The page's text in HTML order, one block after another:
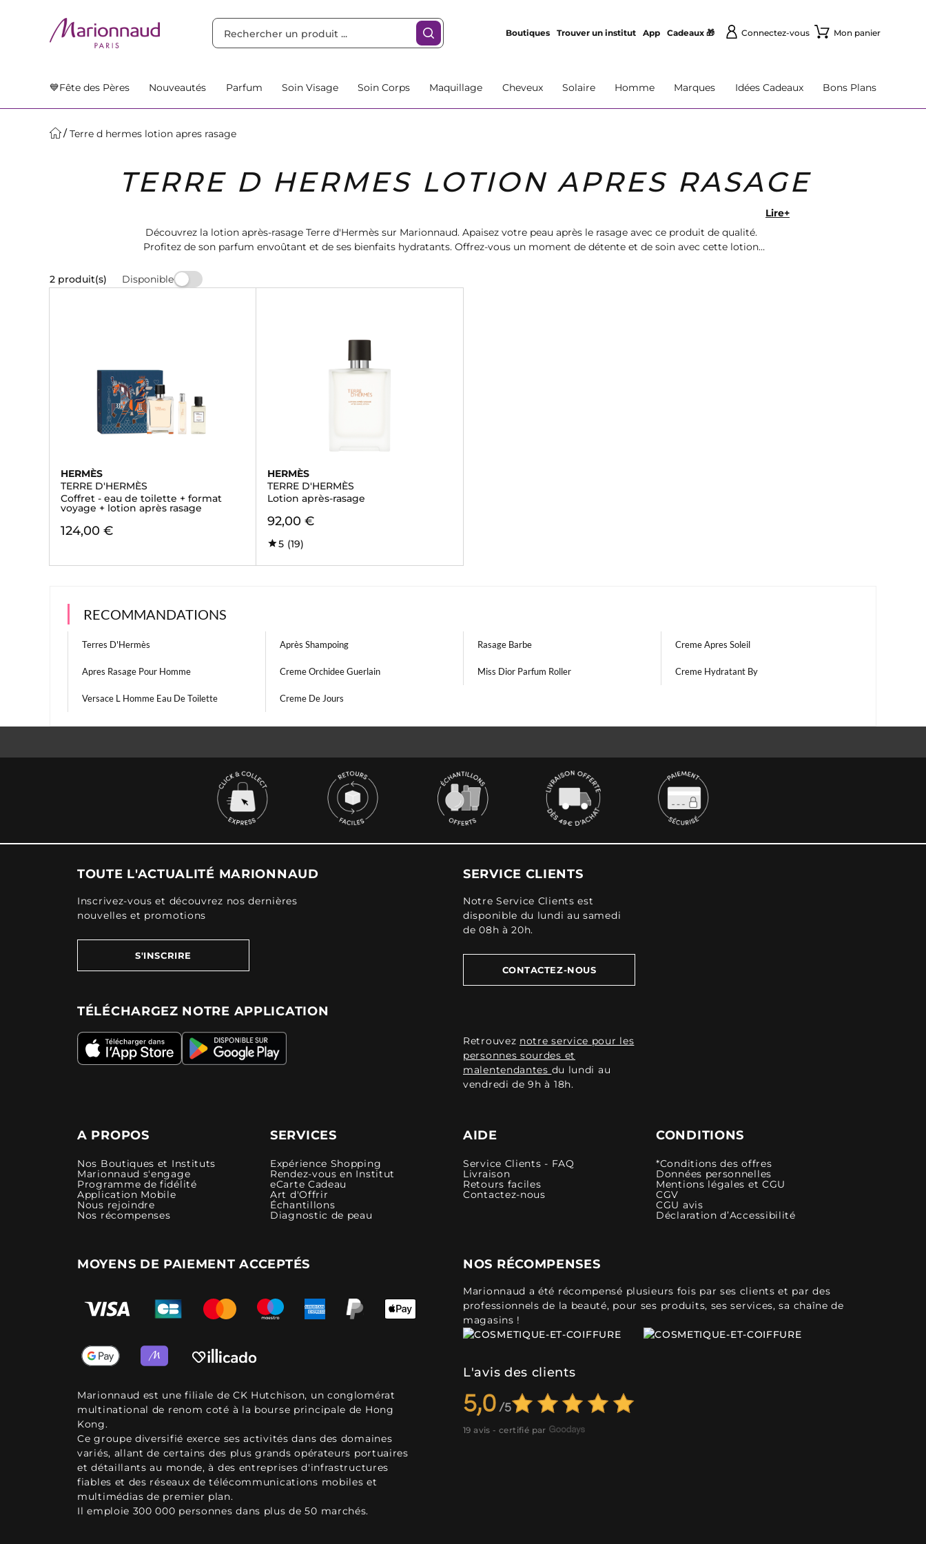
Boutiques Trouver un institut App Cadeaux 🎁 Connectez-vous Mon panier
💙Fête des Pères Nouveautés Parfum Soin Visage Soin Corps Maquillage Cheveux Solaire Homme Marques Idées Cadeaux Bons Plans
Terre d hermes lotion apres rasage
TERRE D HERMES LOTION APRES RASAGE
Découvrez la lotion après-rasage Terre d'Hermès sur Marionnaud. Apaisez votre peau après le rasage avec ce produit de qualité.
Profitez de son parfum envoûtant et de ses bienfaits hydratants. Offrez-vous un moment de détente et de soin avec cette lotion
Lire+
2 produit(s) Disponible
HERMÈS
TERRE D'HERMÈS
Coffret - eau de toilette + format
voyage + lotion après rasage
124,00 €
HERMÈS
TERRE D'HERMÈS
Lotion après-rasage
92,00 €
5 (19)
RECOMMANDATIONS
Terres D'Hermès Après Shampoing Rasage Barbe Creme Apres Soleil
Apres Rasage Pour Homme Creme Orchidee Guerlain Miss Dior Parfum Roller Creme Hydratant By
Versace L Homme Eau De Toilette Creme De Jours
TOUTE L'ACTUALITÉ MARIONNAUD
Inscrivez-vous et découvrez nos dernières
nouvelles et promotions
S'INSCRIRE
TÉLÉCHARGEZ NOTRE APPLICATION
SERVICE CLIENTS
Notre Service Clients est
disponible du lundi au samedi
de 08h à 20h.
CONTACTEZ-NOUS
Retrouvez notre service pour les
personnes sourdes et
malentendantes du lundi au
vendredi de 9h à 18h.
A PROPOS
Nos Boutiques et Instituts
Marionnaud s'engage
Programme de fidélité
Application Mobile
Nous rejoindre
Nos récompenses
SERVICES
Expérience Shopping
Rendez-vous en Institut
eCarte Cadeau
Art d'Offrir
Échantillons
Diagnostic de peau
AIDE
Service Clients - FAQ
Livraison
Retours faciles
Contactez-nous
CONDITIONS
*Conditions des offres
Données personnelles
Mentions légales et CGU
CGV
CGU avis
Déclaration d’Accessibilité
MOYENS DE PAIEMENT ACCEPTÉS
Marionnaud est une filiale de CK Hutchison, un conglomérat
multinational de renom coté à la bourse principale de Hong
Kong.
Ce groupe diversifié exerce ses activités dans des domaines
variés, allant de certains des plus grands opérateurs portuaires
et détaillants au monde, à des entreprises d'infrastructures
fiables et des réseaux de télécommunications mobiles et
multimédias de premier plan.
Il emploie 300 000 personnes dans plus de 50 marchés.
NOS RÉCOMPENSES
Marionnaud a été récompensé plusieurs fois par ses clients et par des
professionnels de la beauté, pour ses produits, ses services, sa chaîne de
magasins !
L'avis des clients
5,0
19 avis - certifié par